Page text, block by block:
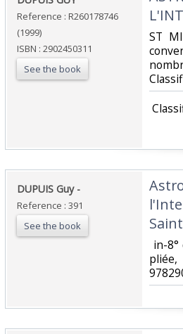
Reference : R260178746
(1999)
ISBN : 2902450311
See the book
‎ST
‎DUPUIS Guy - ‎
Reference : 391
See the book
in-